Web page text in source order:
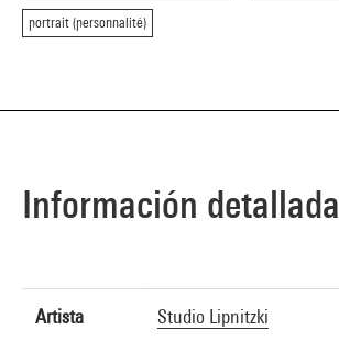
portrait (personnalité)
Información detallada
Artista Studio Lipnitzki